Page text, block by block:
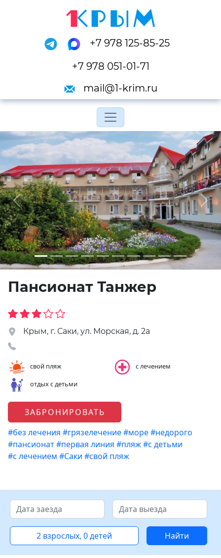
+7 978 125-85-25
+7 978 051-01-71
mail@1-krim.ru
Переключить
Previous Next
Пансионат Танжер
Крым, г. Саки, ул. Морская, д. 2a
свой пляж
с лечением
отдых с детьми
ЗАБРОНИРОВАТЬ
#без лечения #грязелечение#море#недорого
#пансионат#первая линия #пляж#с детьми
#с лечением #Саки #свой пляж
2 взрослых, 0 детей Найти